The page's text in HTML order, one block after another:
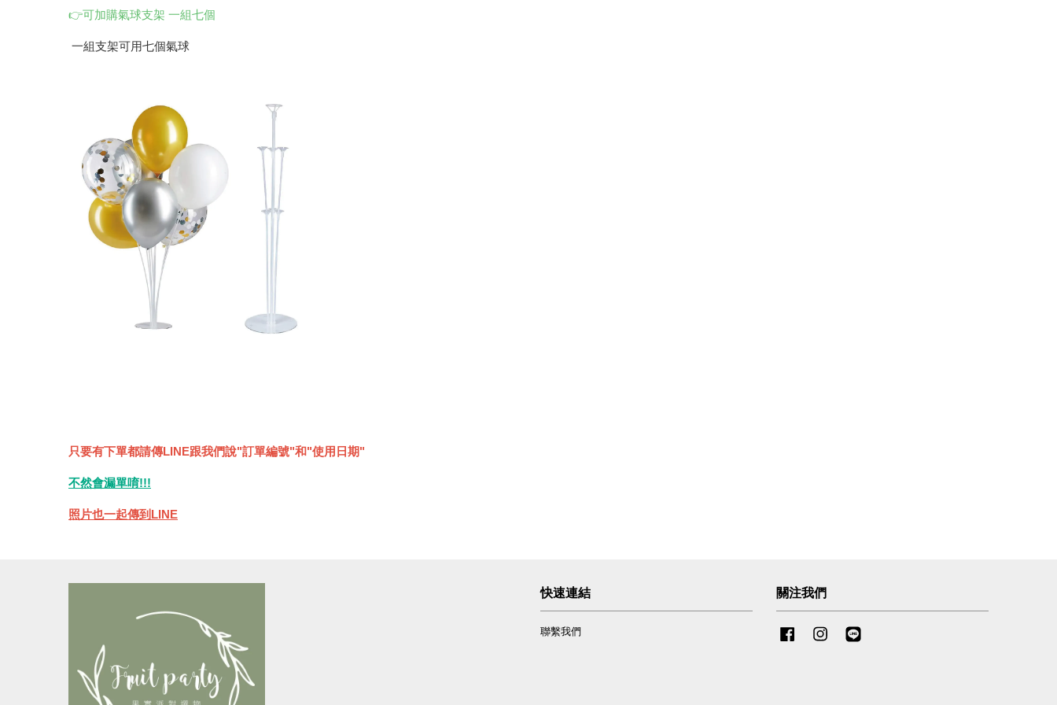
👉可加購氣球支架 一組七個
一組支架可用七個氣球
只要有下單都請傳LINE跟我們說"訂單編號"和"使用日期"
不然會漏單唷!!!
照片也一起傳到LINE
快速連結
聯繫我們
關注我們
FacebookInstagram